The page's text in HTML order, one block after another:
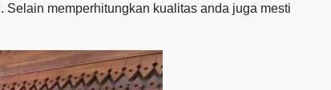
memperhitungkan kualitas anda juga mesti